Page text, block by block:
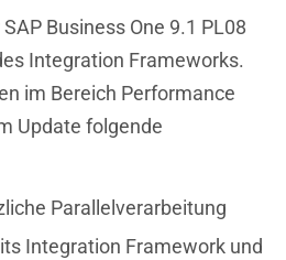
Business One 9.1 PL08
Integration Frameworks.
im Bereich Performance
Update folgende
Parallelverarbeitung
Integration Framework und